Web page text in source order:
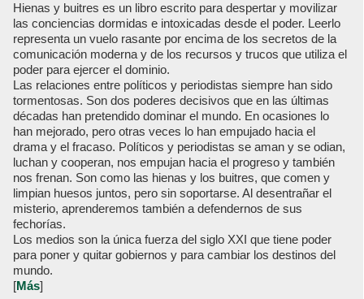
Hienas y buitres es un libro escrito para despertar y movilizar
las conciencias dormidas e intoxicadas desde el poder. Leerlo
representa un vuelo rasante por encima de los secretos de la
comunicación moderna y de los recursos y trucos que utiliza el
poder para ejercer el dominio.
Las relaciones entre políticos y periodistas siempre han sido
tormentosas. Son dos poderes decisivos que en las últimas
décadas han pretendido dominar el mundo. En ocasiones lo
han mejorado, pero otras veces lo han empujado hacia el
drama y el fracaso. Políticos y periodistas se aman y se odian,
luchan y cooperan, nos empujan hacia el progreso y también
nos frenan. Son como las hienas y los buitres, que comen y
limpian huesos juntos, pero sin soportarse. Al desentrañar el
misterio, aprenderemos también a defendernos de sus
fechorías.
Los medios son la única fuerza del siglo XXI que tiene poder
para poner y quitar gobiernos y para cambiar los destinos del
mundo.
[Más]